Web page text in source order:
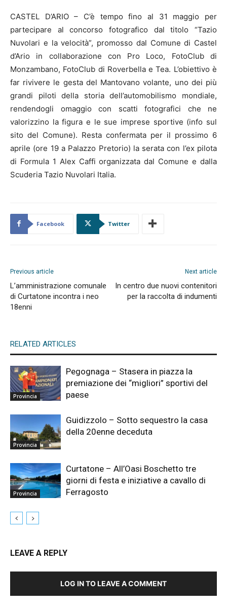
CASTEL D’ARIO – C’è tempo fino al 31 maggio per
partecipare al concorso fotografico dal titolo “Tazio
Nuvolari e la velocità”, promosso dal Comune di Castel
d’Ario in collaborazione con Pro Loco, FotoClub di
Monzambano, FotoClub di Roverbella e Tea. L’obiettivo è
far rivivere le gesta del Mantovano volante, uno dei più
grandi piloti della storia dell’automobilismo mondiale,
rendendogli omaggio con scatti fotografici che ne
valorizzino la figura e le sue imprese sportive (info sul
sito del Comune). Resta confermata per il prossimo 6
aprile (ore 19 a Palazzo Pretorio) la serata con l’ex pilota
di Formula 1 Alex Caffi organizzata dal Comune e dalla
Scuderia Tazio Nuvolari Italia.
Facebook Twitter
Previous article
L’amministrazione comunale
di Curtatone incontra i neo
18enni
Next article
In centro due nuovi contenitori
per la raccolta di indumenti
RELATED ARTICLES
Provincia
Pegognaga – Stasera in piazza la
premiazione dei “migliori” sportivi del
paese
Provincia
Guidizzolo – Sotto sequestro la casa
della 20enne deceduta
Provincia
Curtatone – All’Oasi Boschetto tre
giorni di festa e iniziative a cavallo di
Ferragosto
LEAVE A REPLY
LOG IN TO LEAVE A COMMENT